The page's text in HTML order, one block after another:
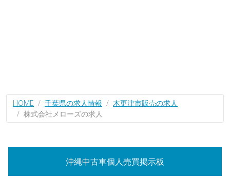
HOME 千葉県の求人情報
木更津市販売の求人
株式会社メローズの求人
沖縄中古車個人売買掲示板